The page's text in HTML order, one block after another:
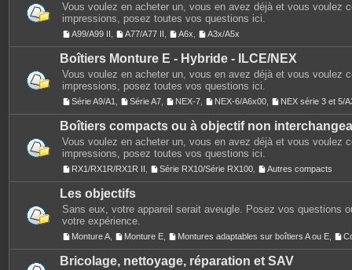
Vous voulez en acheter un, vous en avez déjà et vous voulez
impressions, posez toutes vos questions ici.
A99/A99 II A77/A77 II A6x A3x/A5x
Boîtiers Monture E - Hybride - ILCE/NEX
Vous voulez en acheter un, vous en avez déjà et vous voulez
impressions, posez toutes vos questions ici.
Série A9/A1 Série A7 NEX-7 NEX-6/A6x00 NEX série 3 et 5/
Boîtiers compacts ou à objectif non
Vous voulez en acheter un, vous en avez déjà et vous voulez
impressions, posez toutes vos questions ici.
RX1/RX1R/RX1R II Série RX10/Série RX100 Autres compacts
Les objectifs
Sans eux, votre appareil serait aveugle. Posez vos questions
votre expérience.
Monture A Monture E Montures adaptables sur boîtiers A ou E
Bricolage, nettoyage, réparation et SAV